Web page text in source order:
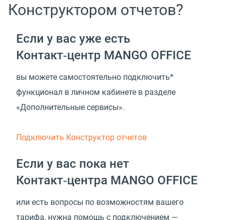
Конструктором отчетов?
Если у вас уже есть
Контакт‑центр MANGO OFFICE
вы можете самостоятельно подключить*
функционал в личном кабинете в разделе
«Дополнительные сервисы».
Подключить Конструктор отчетов
Если у вас пока нет
Контакт‑центра MANGO OFFICE
или есть вопросы по возможностям вашего
тарифа, нужна помощь с подключением —